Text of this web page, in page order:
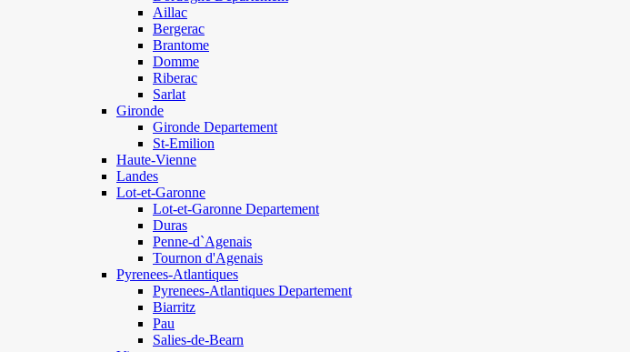
Aillac
Bergerac
Brantome
Domme
Riberac
Sarlat
Gironde
Gironde Departement
St-Emilion
Haute-Vienne
Landes
Lot-et-Garonne
Lot-et-Garonne Departement
Duras
Penne-d`Agenais
Tournon d'Agenais
Pyrenees-Atlantiques
Pyrenees-Atlantiques Departement
Biarritz
Pau
Salies-de-Bearn